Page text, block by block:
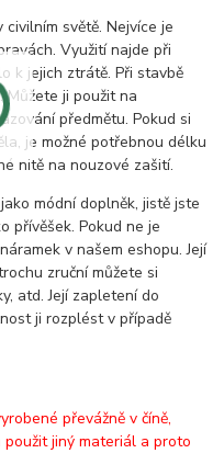
světě. Nejvíce je
Využití najde při
k jejich ztrátě. Při stavbě
ji použit na
předmětu. Pokud si
je možné potřebnou délku
nitě na nouzové zašití.
módní doplněk, jistě jste
přívěšek. Pokud ne je
v našem eshopu. Její
zruční můžete si
atd. Její zapletení do
ji rozplést v případě
převážně v číně,
jiný materiál a proto